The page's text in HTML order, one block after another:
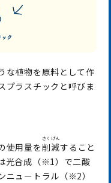
な植物を原料として作
プラスチックと呼びま
使用量を削減
さくげん
すること
光合成（※1）で二酸
ニュートラル（※2）